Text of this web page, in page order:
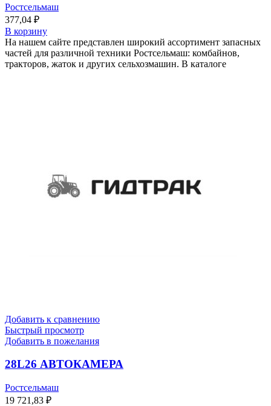
Ростсельмаш
377,04 ₽
В корзину
На нашем сайте представлен широкий ассортимент запасных
частей для различной техники Ростсельмаш: комбайнов,
тракторов, жаток и других сельхозмашин. В каталоге
Добавить к сравнению
Быстрый просмотр
Добавить в пожелания
28L26 АВТОКАМЕРА
Ростсельмаш
19 721,83 ₽